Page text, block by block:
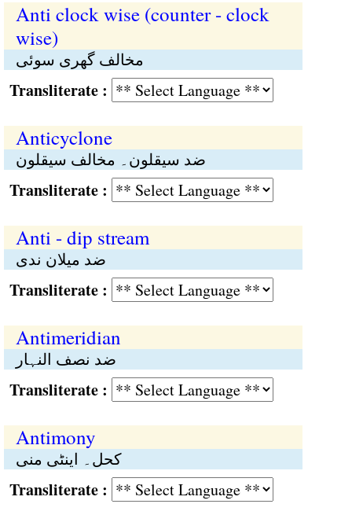
Anti clock wise (counter - clock
wise)
مخالف گھری سوئی
:
Anticyclone
ضد سیقلون۔ مخالف سیقلون
:
Anti - dip stream
ضد میلان ندی
:
Antimeridian
ضد نصف النہار
:
Antimony
کحل۔ اینٹی منی
: